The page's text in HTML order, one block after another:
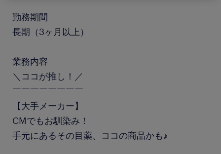
勤務期間
長期（3ヶ月以上）
業務内容
＼ココが推し！／
￣￣￣￣￣￣￣￣
【大手メーカー】
CMでもお馴染み！
手元にあるその目薬、ココの商品かも♪